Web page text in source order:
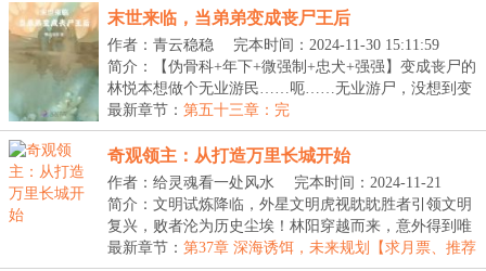
末世来临，当弟弟变成丧尸王后
作者：青云稳稳
完本时间：2024-11-30 15:11:59
简介：【伪骨科+年下+微强制+忠犬+强强】变成丧尸的
林悦本想做个无业游民……呃……无业游尸，没想到变
成...
最新章节： 第五十三章：完
奇观领主：从打造万里长城开始
作者：给灵魂看一处风水
完本时间：2024-11-21
23:35:08
简介：文明试炼降临，外星文明虎视眈眈胜者引领文明
复兴，败者沦为历史尘埃！林阳穿越而来，意外得到唯
一...
最新章节： 第37章 深海诱饵，未来规划【求月票、推荐